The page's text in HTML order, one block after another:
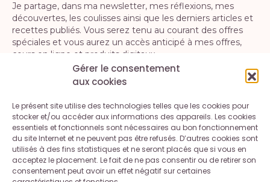
Gérer le consentement
aux cookies
Le présent site utilise des technologies telles que les cookies pour
stocker et/ou accéder aux informations des appareils. Les cookies
essentiels et fonctionnels sont nécessaires au bon fonctionnement
du site Internet et ne peuvent pas être refusés. D’autres cookies sont
utilisés à des fins statistiques et ne seront placés que si vous en
acceptez le placement. Le fait de ne pas consentir ou de retirer son
consentement peut avoir un effet négatif sur certaines
Je partage, dans ma newsletter, mes réflexions, mes
découvertes, les coulisses ainsi que les derniers articles et
recettes publiés. Vous serez tenu au courant des offres
spéciales et vous aurez un accès anticipé à mes offres,
cours en ligne et produits digitaux.
En vous inscrivant, vous acceptez la politique de confidentialité. Vous
pouvez vous désinscrire à tout moment.